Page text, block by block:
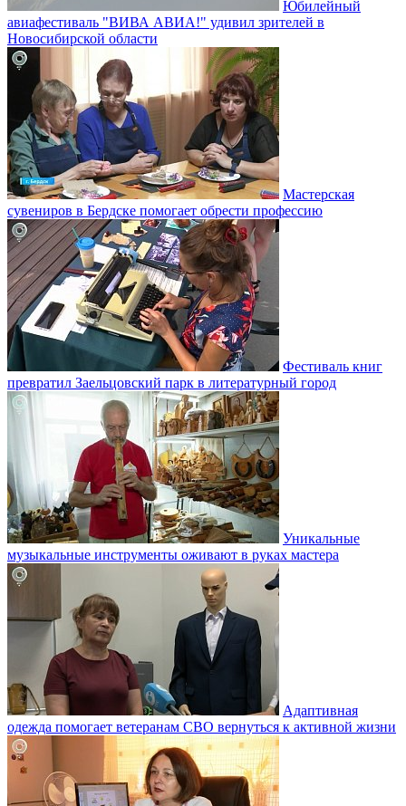
Юбилейный
авиафестиваль "ВИВА АВИА!" удивил зрителей в
Новосибирской области
Мастерская
сувениров в Бердске помогает обрести профессию
Фестиваль книг
превратил Заельцовский парк в литературный город
Уникальные
музыкальные инструменты оживают в руках мастера
Адаптивная
одежда помогает ветеранам СВО вернуться к активной жизни